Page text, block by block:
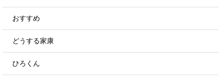
おすすめ
どうする家康
ひろくん